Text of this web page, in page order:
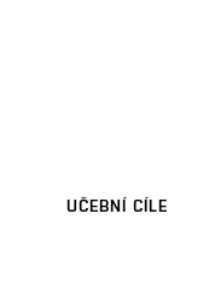
UČEBNÍ CÍLE